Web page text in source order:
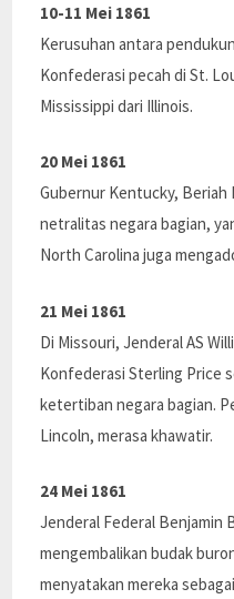
10-11 Mei 1861
Kerusuhan antara
Konfederasi pecah di St.
Mississippi dari Illinois.
20 Mei 1861
Gubernur Kentucky, Beriah
netralitas negara bagian,
North Carolina juga
21 Mei 1861
Di Missouri, Jenderal AS
Konfederasi Sterling Price
ketertiban negara bagian.
Lincoln, merasa khawatir.
24 Mei 1861
Jenderal Federal Benjamin
mengembalikan budak
menyatakan mereka